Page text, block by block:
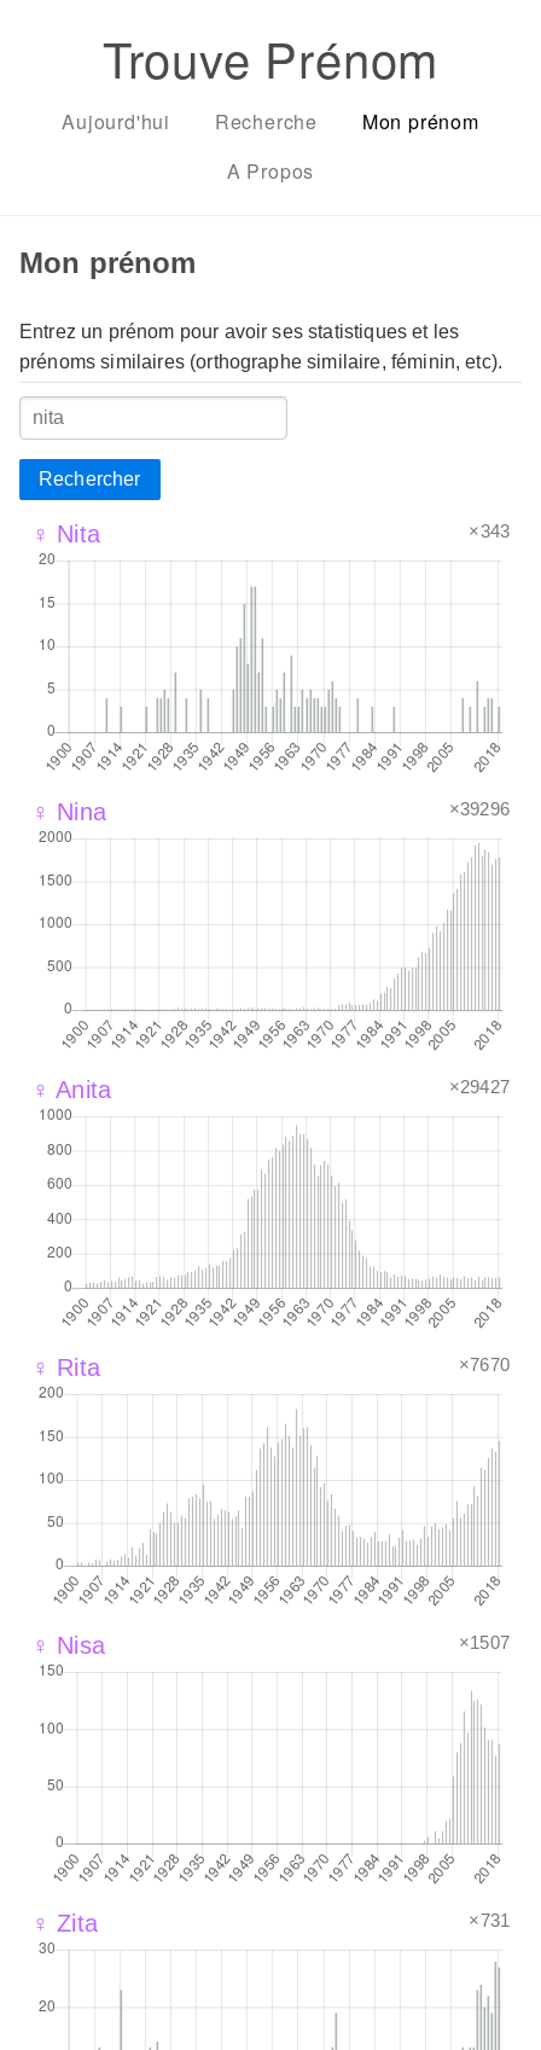
Trouve Prénom
Aujourd'hui Recherche
Mon prénom
A Propos
Mon prénom
Entrez un prénom pour avoir ses statistiques et les
prénoms similaires (orthographe similaire, féminin, etc).
Rechercher
♀ Nita ×343
♀ Nina ×39296
♀ Anita ×29427
♀ Rita ×7670
♀ Nisa ×1507
♀ Zita ×731